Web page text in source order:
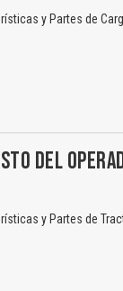
y Partes de
DEL
y Partes de